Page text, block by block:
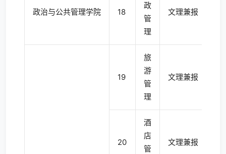
政治与公共管理学院 18
政
管
理
文理兼报
19
旅
游
管
理
文理兼报
20
酒
店
管
文理兼报